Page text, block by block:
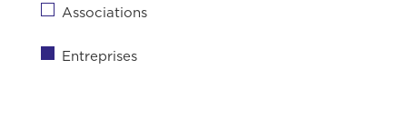
Associations
Entreprises